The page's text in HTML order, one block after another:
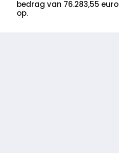
bedrag van 76.283,55 euro
op.